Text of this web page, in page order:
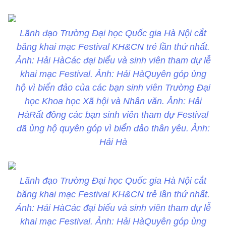
Lãnh đạo Trường Đại học Quốc gia Hà Nội cắt
băng khai mạc Festival KH&CN trẻ lần thứ nhất.
Ảnh: Hải HàCác đại biểu và sinh viên tham dự lễ
khai mạc Festival. Ảnh: Hải HàQuyên góp ủng
hộ vì biển đảo của các bạn sinh viên Trường Đại
học Khoa học Xã hội và Nhân văn. Ảnh: Hải
HàRất đông các bạn sinh viên tham dự Festival
đã ủng hộ quyên góp vì biển đảo thân yêu. Ảnh:
Hải Hà
Lãnh đạo Trường Đại học Quốc gia Hà Nội cắt
băng khai mạc Festival KH&CN trẻ lần thứ nhất.
Ảnh: Hải HàCác đại biểu và sinh viên tham dự lễ
khai mạc Festival. Ảnh: Hải HàQuyên góp ủng